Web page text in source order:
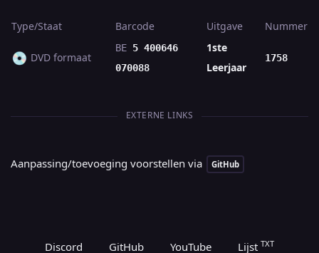
Type/Staat Barcode Uitgave Nummer
💿 DVD formaat
BE 5 400646
070088
1ste
Leerjaar
1758
EXTERNE LINKS
Aanpassing/toevoeging voorstellen via GitHub
Discord GitHub YouTube Lijst TXT